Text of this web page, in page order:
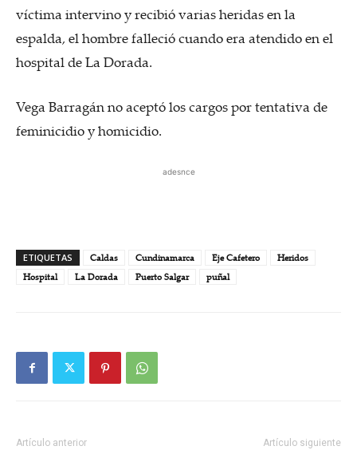
víctima intervino y recibió varias heridas en la
espalda, el hombre falleció cuando era atendido en el
hospital de La Dorada.
Vega Barragán no aceptó los cargos por tentativa de
feminicidio y homicidio.
adesnce
ETIQUETAS Caldas Cundinamarca Eje Cafetero
Heridos
Hospital
La Dorada Puerto Salgar puñal
Artículo anterior Artículo siguiente